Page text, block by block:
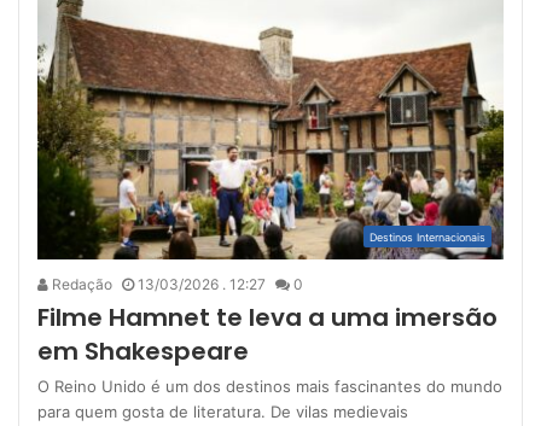
Destinos Internacionais
Redação 13/03/2026 . 12:27 0
Filme Hamnet te leva a uma imersão
em Shakespeare
O Reino Unido é um dos destinos mais fascinantes do mundo
para quem gosta de literatura. De vilas medievais